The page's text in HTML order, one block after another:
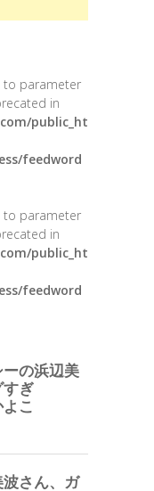
to parameter
in
public_ht
feedword
to parameter
in
public_ht
feedword